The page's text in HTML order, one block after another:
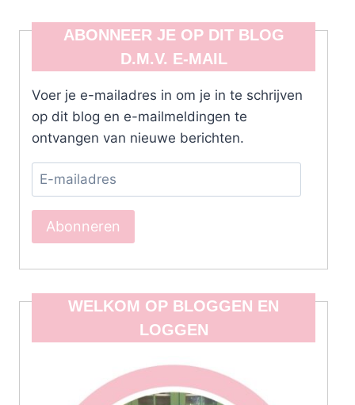
ABONNEER JE OP DIT BLOG
D.M.V. E-MAIL
Voer je e-mailadres in om je in te schrijven
op dit blog en e-mailmeldingen te
ontvangen van nieuwe berichten.
E-
mailadres
Abonneren
WELKOM OP BLOGGEN EN
LOGGEN